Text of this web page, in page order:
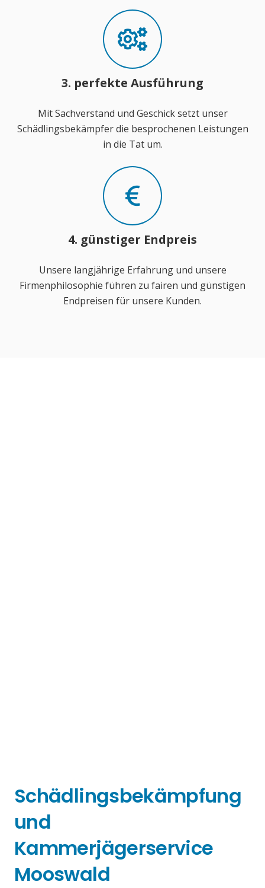
3. perfekte Ausführung
Mit Sachverstand und Geschick setzt unser
Schädlingsbekämpfer die besprochenen Leistungen
in die Tat um.
4. günstiger Endpreis
Unsere langjährige Erfahrung und unsere
Firmenphilosophie führen zu fairen und günstigen
Endpreisen für unsere Kunden.
Schädlingsbekämpfung
und
Kammerjägerservice
Mooswald